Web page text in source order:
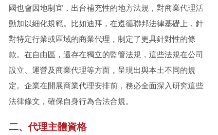
國也會因地制宜，出台補充性的地方法規，對商業代理活
動加以細化規範。比如迪拜，在遵循聯邦法律基礎上，針
對特定行業或區域的商業代理，制定了更具針對性的條
款。在自由區，還存在獨立的監管法規，這些法規在公司
設立、運營及商業代理等方面，呈現出與本土不同的規
定。企業在開展商業代理安排前，務必全面深入研究這些
法律條文，確保自身行為合法合規。
二、代理主體資格